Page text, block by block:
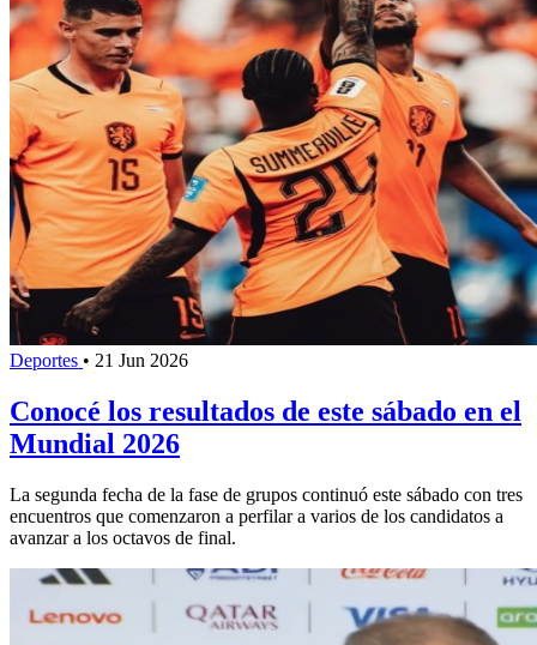
Deportes • 21 Jun 2026
Conocé los resultados de este sábado en el
Mundial 2026
La segunda fecha de la fase de grupos continuó este sábado con tres
encuentros que comenzaron a perfilar a varios de los candidatos a
avanzar a los octavos de final.